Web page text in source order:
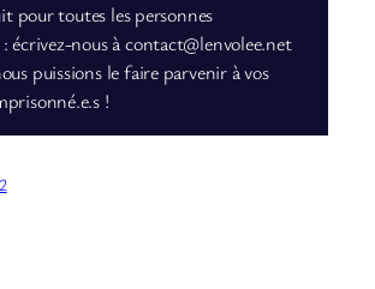
pour toutes les personnes
écrivez-nous à contact@lenvolee.net
puissions le faire parvenir à vos
!